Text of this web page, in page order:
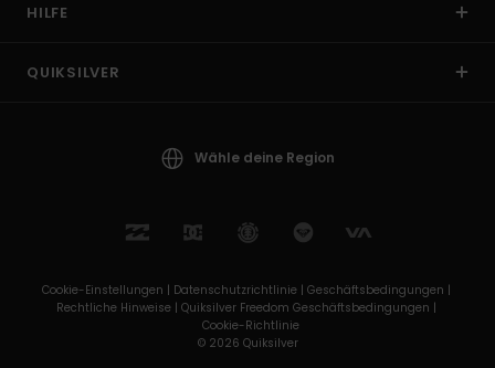
HILFE
QUIKSILVER
Wähle deine Region
Cookie-Einstellungen | Datenschutzrichtlinie | Geschäftsbedingungen |
Rechtliche Hinweise | Quiksilver Freedom Geschäftsbedingungen |
Cookie-Richtlinie
© 2026 Quiksilver